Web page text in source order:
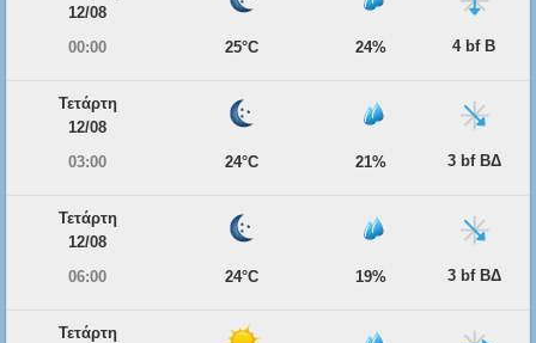
12/08
00:00
25°C 24% 4 bf Β
Τετάρτη
12/08
03:00
24°C 21% 3 bf ΒΔ
Τετάρτη
12/08
06:00
24°C 19% 3 bf ΒΔ
Τετάρτη